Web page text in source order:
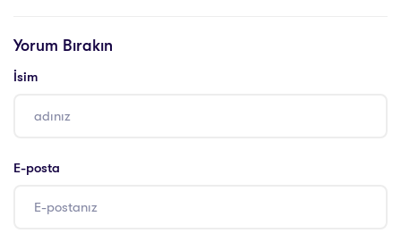
Yorum Bırakın
İsim
E-posta